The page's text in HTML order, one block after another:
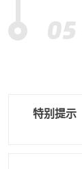
特别提示